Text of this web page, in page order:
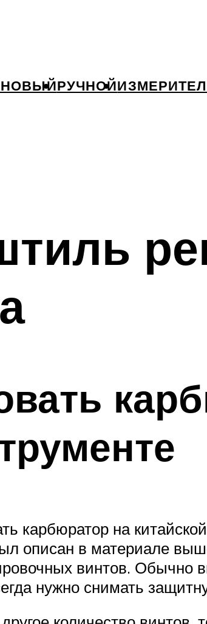
РУЧНОЙ
карбюратор на
описан в материале
винтов. Обычно
нужно снимать